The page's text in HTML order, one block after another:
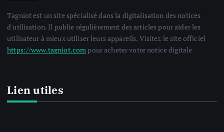
Tagniot est un site spécialisé dans la digitalisation des notices
d'utilisation. Il publie régulièrement des articles pour aider les
utilisateur à mieux utiliser leurs appareils. Visitez le site officiel
https://www.tagniot.compour acheter votre notice digitale
Lien utiles